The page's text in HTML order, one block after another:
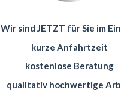
Wir sind JETZT für Sie im
kurze Anfahrtzeit
kostenlose Beratung
qualitativ hochwertige